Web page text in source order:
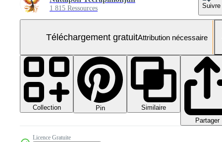
1 815 Ressources Suivre
Téléchargement gratuitAttribution nécessaire
Collection Pin
Similaire
Partager
Licence Gratuite